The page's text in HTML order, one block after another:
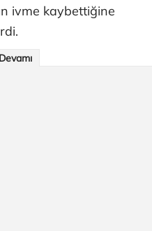
ivme kaybettiğine